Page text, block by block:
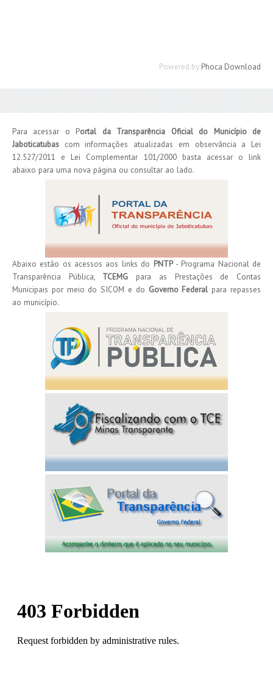
Powered by Phoca Download
Para acessar o Portal da Transparência Oficial do Município de
Jaboticatubas com informações atualizadas em observância a Lei
12.527/2011 e Lei Complementar 101/2000 basta acessar o link
abaixo para uma nova página ou consultar ao lado.
Abaixo estão os acessos aos links do PNTP- Programa Nacional de
Transparência Pública, TCEMG para as Prestações de Contas
Municipais por meio do SICOM e do Governo Federal para repasses
ao município.